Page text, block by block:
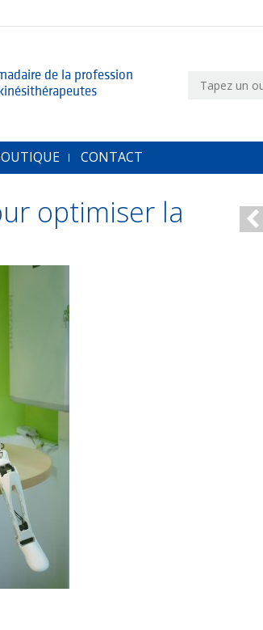
de la profession
CONTACT
optimiser la